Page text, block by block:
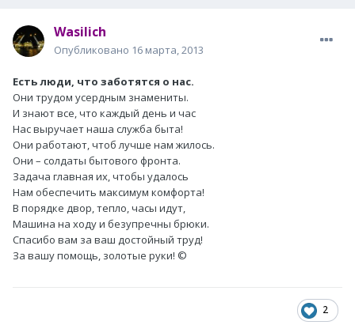
Wasilich
Опубликовано 16 марта, 2013
Есть люди, что заботятся о нас.
Они трудом усердным знамениты.
И знают все, что каждый день и час
Нас выручает наша служба быта!
Они работают, чтоб лучше нам жилось.
Они – солдаты бытового фронта.
Задача главная их, чтобы удалось
Нам обеспечить максимум комфорта!
В порядке двор, тепло, часы идут,
Машина на ходу и безупречны брюки.
Спасибо вам за ваш достойный труд!
За вашу помощь, золотые руки! ©
2